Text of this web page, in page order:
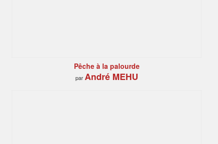
Pêche à la palourde
parAndré MEHU